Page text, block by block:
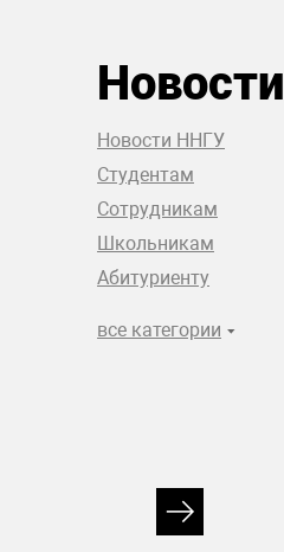
Новости
Новости ННГУ
Студентам
Сотрудникам
Школьникам
Абитуриенту
все категории